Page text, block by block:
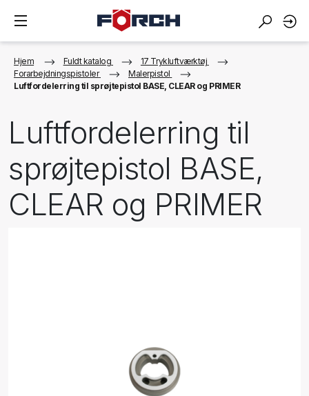
Hjem Fuldt katalog
17 Trykluftværktøj
Forarbejdningspistoler
Malerpistol
Luftfordelerring til sprøjtepistol BASE, CLEAR og PRIMER
Luftfordelerring til
sprøjtepistol BASE,
CLEAR og PRIMER